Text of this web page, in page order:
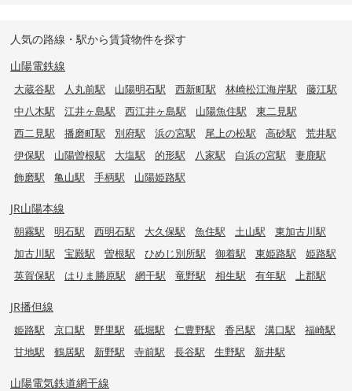
人気の路線・駅から賃貸物件を探す
山陽電鉄線
大蔵谷駅 人丸前駅 山陽明石駅 西新町駅 林崎松江海岸駅
藤江駅
中八木駅
江井ヶ島駅 西江井ヶ島駅 山陽魚住駅
東二見駅
西二見駅
播磨町駅 別府駅 浜の宮駅 尾上の松駅 高砂駅
荒井駅
伊保駅
山陽曽根駅 大塩駅 的形駅 八家駅 白浜の宮駅
妻鹿駅
飾磨駅
亀山駅 手柄駅 山陽姫路駅
JR山陽本線
朝霧駅 明石駅 西明石駅 大久保駅 魚住駅 土山駅
東加古川駅
加古川駅
宝殿駅 曽根駅 ひめじ別所駅 御着駅 東姫路駅
姫路駅
英賀保駅
はりま勝原駅 網干駅 竜野駅 相生駅 有年駅 上郡駅
JR播但線
姫路駅 京口駅 野里駅 砥堀駅 仁豊野駅 香呂駅 溝口駅
福崎駅
甘地駅
鶴居駅 新野駅 寺前駅 長谷駅 生野駅 新井駅
山陽電気鉄道網干線